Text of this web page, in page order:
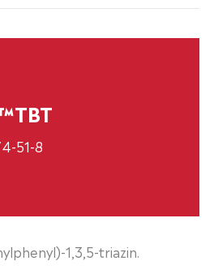
51-8
1,3,5-triazin.